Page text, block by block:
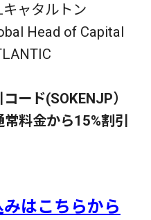
ャタルトン
Head of Capital
ード(SOKENJP）
料金から15%割引
はこちらから